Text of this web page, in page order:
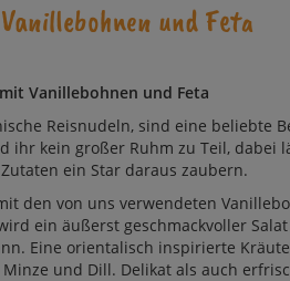
und Feta
Vanil­le­boh­nen und Fe­ta
Reis­nu­deln, sind eine be­lieb­te
ihr kein gro­ßer Ruhm zu Teil, da­bei
ein Star da­raus zau­bern.
den von uns verwen­de­ten
ein äu­ßerst ge­schmack­vol­ler
Ei­ne ori­en­ta­lisch ins­pi­rier­te
und Dill. De­likat als auch